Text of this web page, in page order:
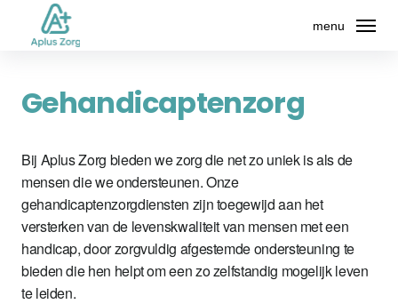
menu
Diensten
Contact
Gehandicapten­zorg
Bij Aplus Zorg bieden we zorg die net zo uniek is als de
mensen die we ondersteunen. Onze
gehandicaptenzorgdiensten zijn toegewijd aan het
versterken van de levenskwaliteit van mensen met een
handicap, door zorgvuldig afgestemde ondersteuning te
bieden die hen helpt om een zo zelfstandig mogelijk leven
te leiden.